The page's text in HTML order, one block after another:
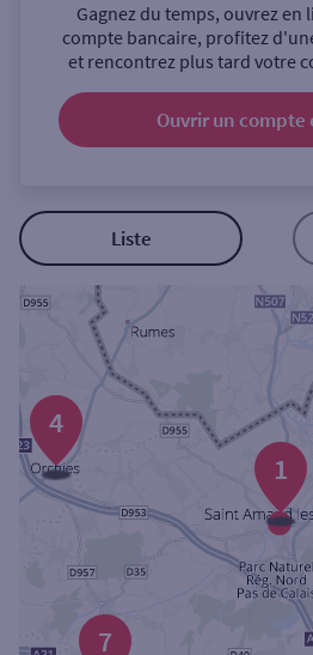
Sélectionnez votre recherche
Ouverte le samedi
Coffre-fort
Autour de
ou
Ville / Code postal
Rue
Gagnez du temps, ouvrez
compte bancaire, profitez
et rencontrez plus tard votre
Ouvrir un compte
Liste
7
4
1